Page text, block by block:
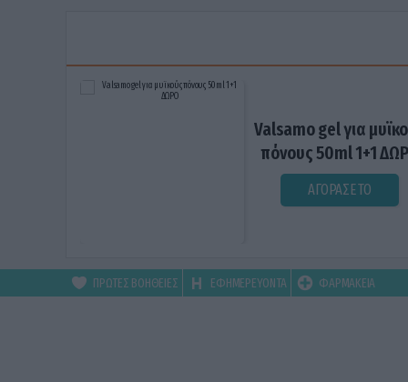
Valsamo gel για
πόνους 50ml 1+1
ΑΓΟΡΑΣΕ ΤΟ
ΠΡΩΤΕΣ ΒΟΗΘΕΙΕΣ ΕΦΗΜΕΡΕΥΟΝΤΑ ΦΑΡΜΑΚΕΙΑ